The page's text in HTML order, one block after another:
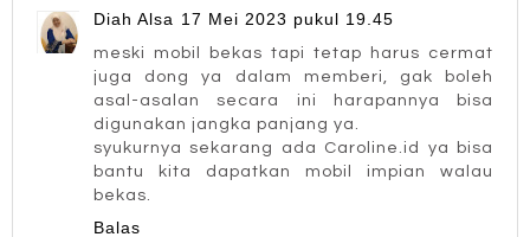
Diah Alsa 17 Mei 2023 pukul 19.45
meski mobil bekas tapi tetap harus cermat
juga dong ya dalam memberi, gak boleh
asal-asalan secara ini harapannya bisa
digunakan jangka panjang ya.
syukurnya sekarang ada Caroline.id ya bisa
bantu kita dapatkan mobil impian walau
bekas.
Balas